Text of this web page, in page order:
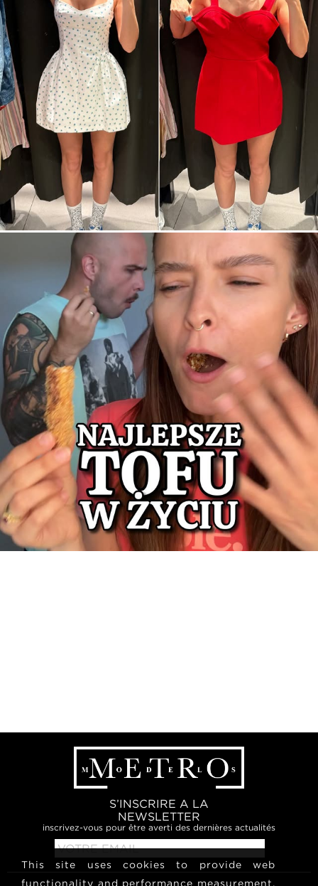
S’INSCRIRE A LA
NEWSLETTER
inscrivez-vous pour être averti des dernières actualités
This site uses cookies to provide web
functionality and performance measurement.